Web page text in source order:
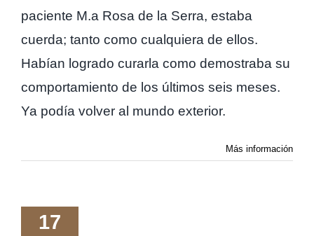
paciente M.a Rosa de la Serra, estaba
cuerda; tanto como cualquiera de ellos.
Habían logrado curarla como demostraba su
comportamiento de los últimos seis meses.
Ya podía volver al mundo exterior.
Más información
17